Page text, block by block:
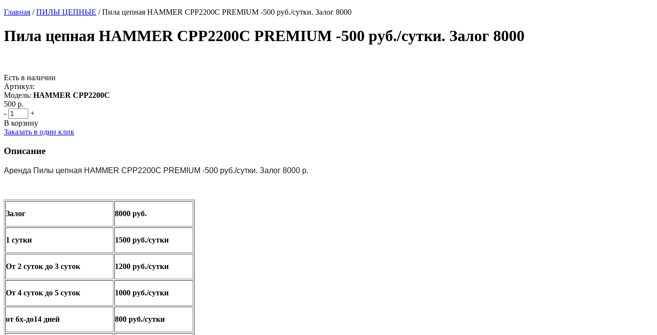
Главная /ПИЛЫ ЦЕПНЫЕ / Пила цепная HAMMER CPP2200С PREMIUM -500 руб./сутки. Залог 8000
Пила цепная HAMMER CPP2200С PREMIUM -500 руб./сутки. Залог 8000
Есть в наличии
Артикул:
Модель: HAMMER CPP2200С
500 р.
-
+
В корзину
Заказать в один клик
Описание
Аренда Пилы цепная HAMMER CPP2200С PREMIUM -500 руб./сутки. Залог 8000 р.
Залог 8000 руб.
1 сутки 1500 руб./сутки
От 2 суток до 3 суток 1200 руб./сутки
От 4 суток до 5 суток 1000 руб./сутки
от 6х-до14 дней 800 руб./сутки